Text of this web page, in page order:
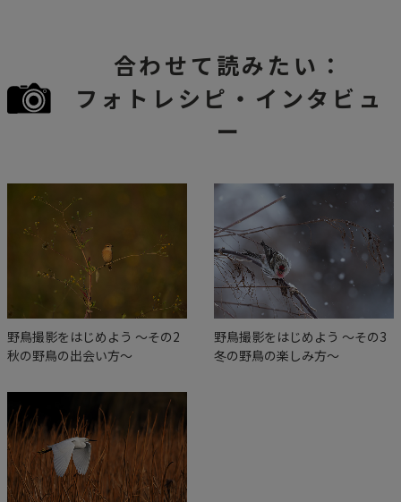
合わせて読みたい：
フォトレシピ・インタビュ
ー
野鳥撮影をはじめよう ～その2
秋の野鳥の出会い方～
野鳥撮影をはじめよう ～その3
冬の野鳥の楽しみ方～